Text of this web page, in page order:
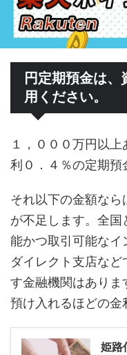
円定期預金は、
用ください。
１，０００万円以
利０．４％の定期預
それ以下の金額な
が不足します。全
能かつ取引可能なイ
ダイレクト支店な
す金融機関はありま
預け入れるほどの金
姫路